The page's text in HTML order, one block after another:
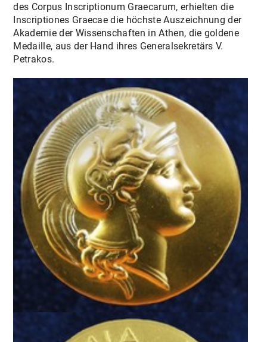
des Corpus Inscriptionum Graecarum, erhielten die
Inscriptiones Graecae die höchste Auszeichnung der
Akademie der Wissenschaften in Athen, die goldene
Medaille, aus der Hand ihres Generalsekretärs V.
Petrakos.